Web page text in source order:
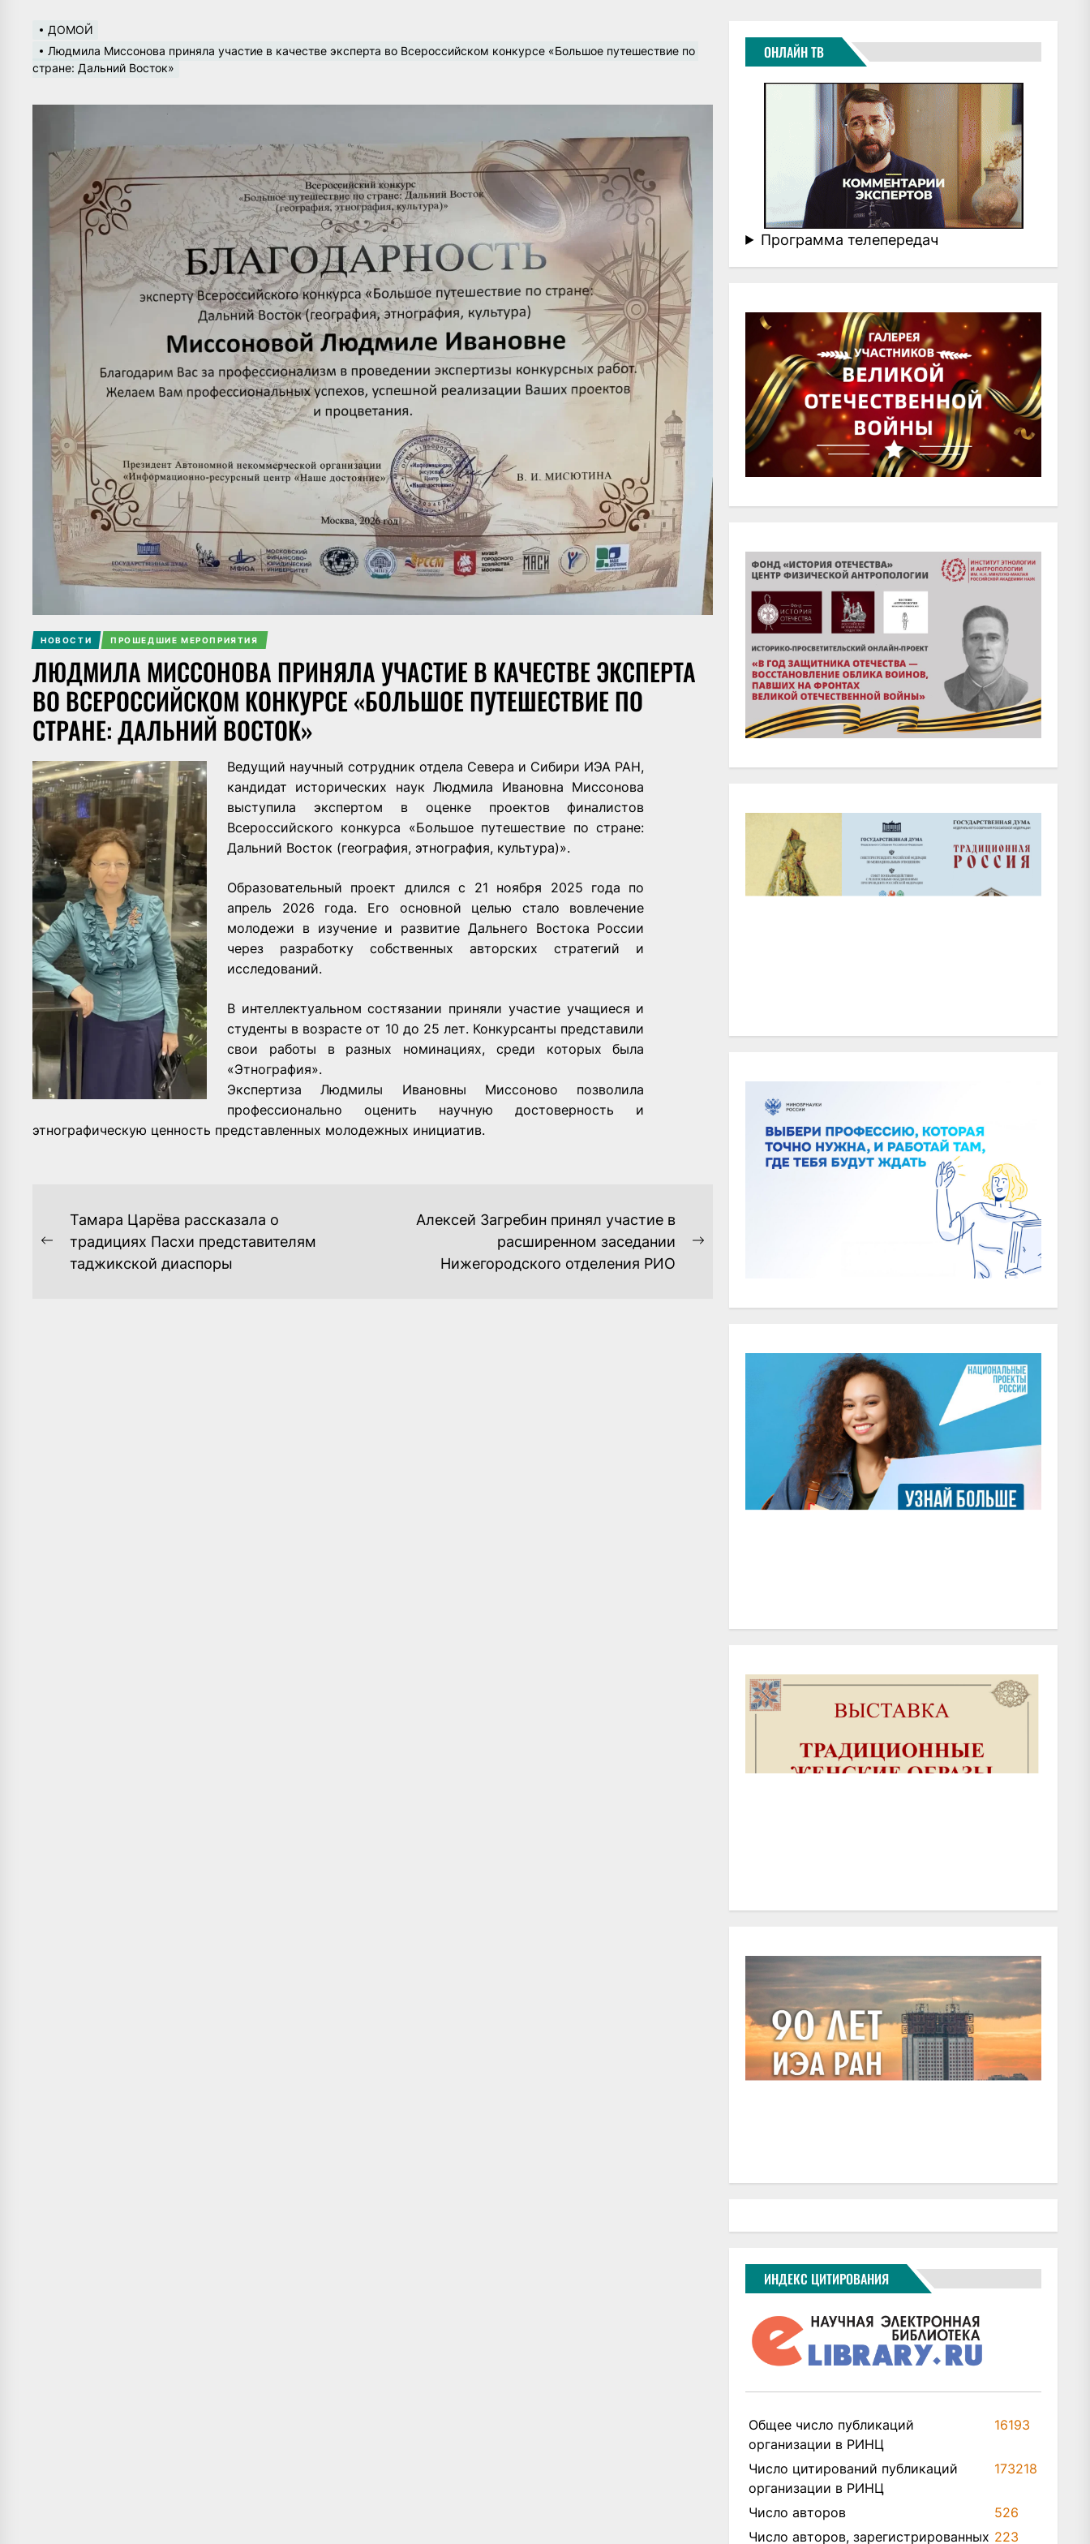
ДОМОЙ
Людмила Миссонова приняла участие в качестве эксперта во Всероссийском конкурсе «Большое путешествие по
стране: Дальний Восток»
НОВОСТИ ПРОШЕДШИЕ МЕРОПРИЯТИЯ
ЛЮДМИЛА МИССОНОВА ПРИНЯЛА УЧАСТИЕ В КАЧЕСТВЕ ЭКСПЕРТА
ВО ВСЕРОССИЙСКОМ КОНКУРСЕ «БОЛЬШОЕ ПУТЕШЕСТВИЕ ПО
СТРАНЕ: ДАЛЬНИЙ ВОСТОК»
Ведущий научный сотрудник отдела Севера и Сибири ИЭА РАН,
кандидат исторических наукЛюдмила Ивановна Миссонова
выступила экспертом в оценке проектов финалистов
Всероссийского конкурса «Большое путешествие по стране:
Дальний Восток (география, этнография, культура)».
Образовательный проект длился с 21 ноября 2025 года по
апрель 2026 года. Его основной целью стало вовлечение
молодежи в изучение и развитие Дальнего Востока России
через разработку собственных авторских стратегий и
исследований.
В интеллектуальном состязании приняли участие учащиеся и
студенты в возрасте от 10 до 25 лет. Конкурсанты представили
свои работы в разных номинациях, среди которых была
«Этнография».
Экспертиза Людмилы Ивановны Миссоново позволила
профессионально оценить научную достоверность и
этнографическую ценность представленных молодежных инициатив.
НАВИГАЦИЯ
ПО
ЗАПИСЯМ
Previous
post:
Тамара Царёва рассказала о
традициях Пасхи представителям
таджикской диаспоры
Алексей Загребин принял участие в
расширенном заседании
Нижегородского отделения РИО
ОНЛАЙН ТВ
Программа телепередач
ИНДЕКС ЦИТИРОВАНИЯ
Общее число публикаций
организации в РИНЦ
16193
Число цитирований публикаций
организации в РИНЦ
173218
Число авторов
526
Число авторов, зарегистрированных 223